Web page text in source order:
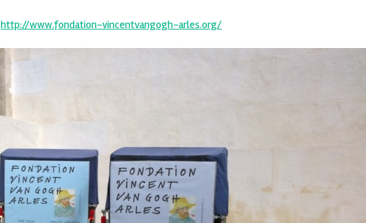
http://www.fondation-vincentvangogh-arles.org/